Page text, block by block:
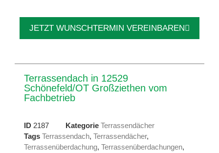
JETZT WUNSCHTERMIN VEREINBAREN
Terrassendach in 12529
Schönefeld/OT Großziethen vom
Fachbetrieb
ID 2187 Kategorie Terrassendächer
Tags Terrassendach, Terrassendächer,
Terrassenüberdachung, Terrassenüberdachungen,